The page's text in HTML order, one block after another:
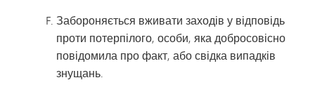
Забороняється вживати заходів у відповідь
проти потерпілого, особи, яка добросовісно
повідомила про факт, або свідка випадків
знущань.